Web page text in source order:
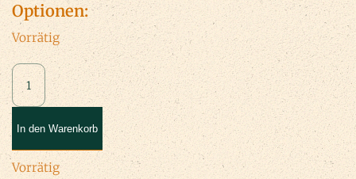
Optionen:
Vorrätig
Jubiläums
Trinkglas
Menge
In den Warenkorb
Vorrätig